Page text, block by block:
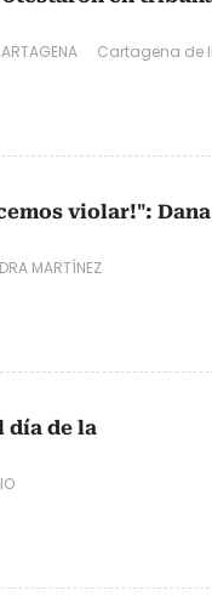
Cartagena de
violar!":
MARTÍNEZ
día de la